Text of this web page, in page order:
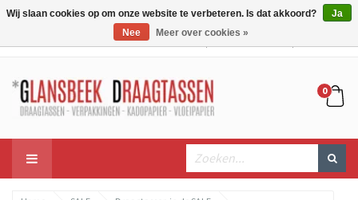
0
Wij slaan cookies op om onze website te verbeteren. Is dat akkoord?
Ja
Nee
Meer over cookies »